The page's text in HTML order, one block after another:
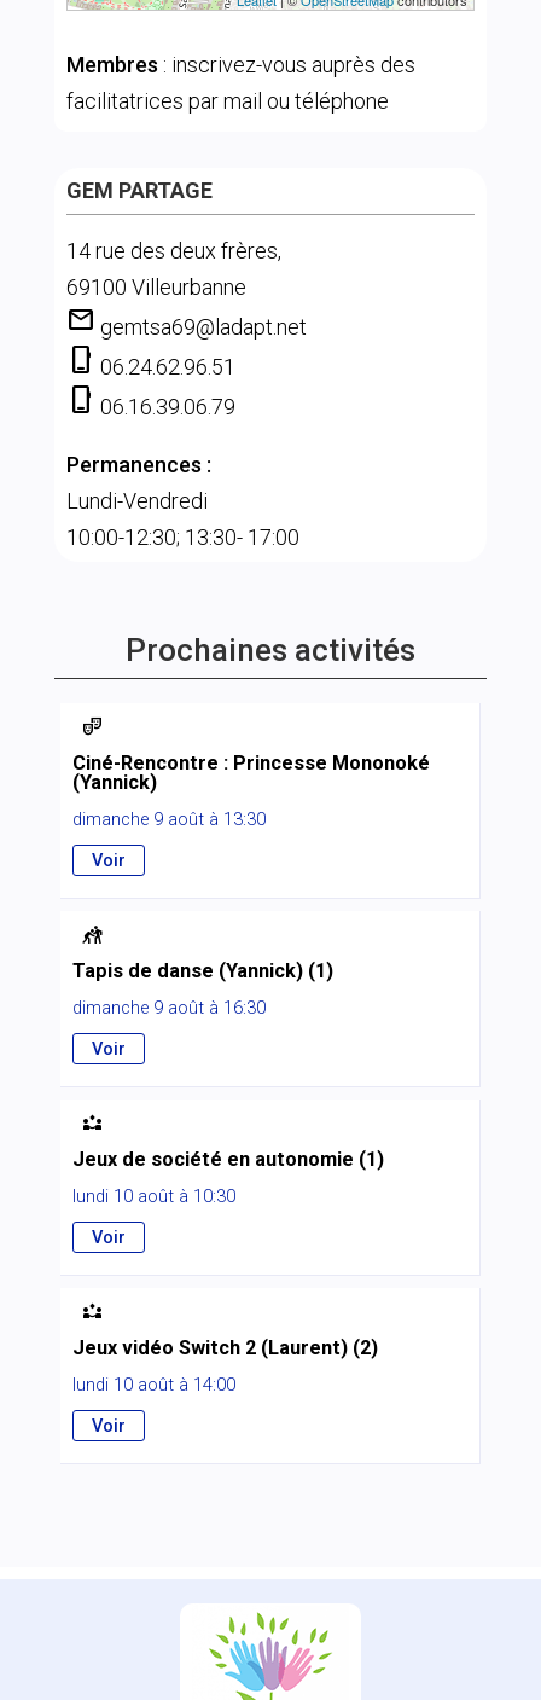
Membres : inscrivez-vous auprès des
facilitatrices par mail ou téléphone
GEM PARTAGE
14 rue des deux frères,
69100 Villeurbanne
mail gemtsa69@ladapt.net
phone_iphone 06.24.62.96.51
phone_iphone 06.16.39.06.79
Permanences :
Lundi-Vendredi
10:00-12:30; 13:30- 17:00
Prochaines activités

Ciné-Rencontre : Princesse Mononoké
(Yannick)
dimanche 9 août à 13:30
Voir

Tapis de danse (Yannick) (1)
dimanche 9 août à 16:30
Voir

Jeux de société en autonomie (1)
lundi 10 août à 10:30
Voir

Jeux vidéo Switch 2 (Laurent) (2)
lundi 10 août à 14:00
Voir